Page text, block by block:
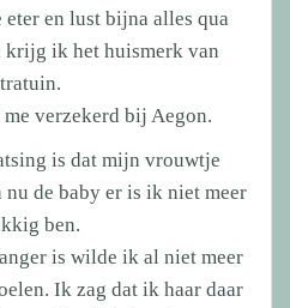
en lust bijna alles qua
krijg ik het huismerk van
verzekerd bij Aegon.
is dat mijn vrouwtje
de baby er is ik niet meer
ben.
is wilde ik al niet meer
Ik zag dat ik haar daar